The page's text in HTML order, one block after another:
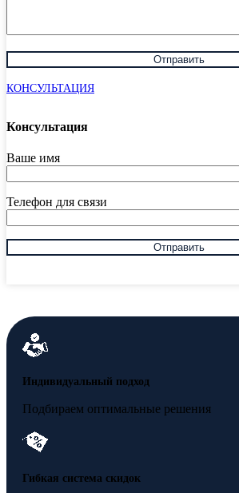
КОНСУЛЬТАЦИЯ
Консультация
Ваше имя
Телефон для связи
Индивидуальный подход
Подбираем оптимальные решения
Гибкая система скидок